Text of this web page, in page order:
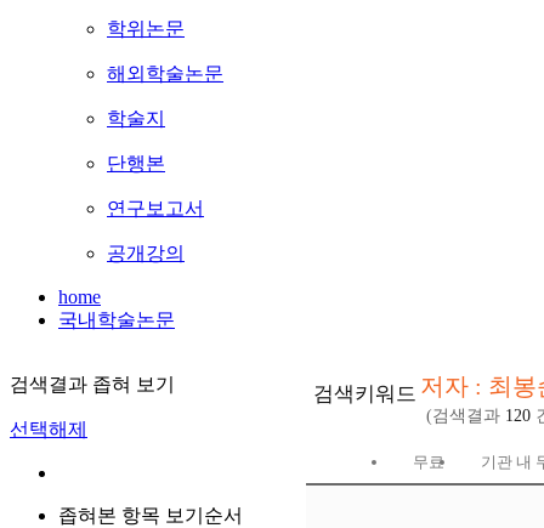
학위논문
해외학술논문
학술지
단행본
연구보고서
공개강의
home
국내학술논문
검색결과 좁혀 보기
선택해제
좁혀본 항목 보기순서
검색키워드 저자 : 최봉
(검색결과 120
무료 기관 내